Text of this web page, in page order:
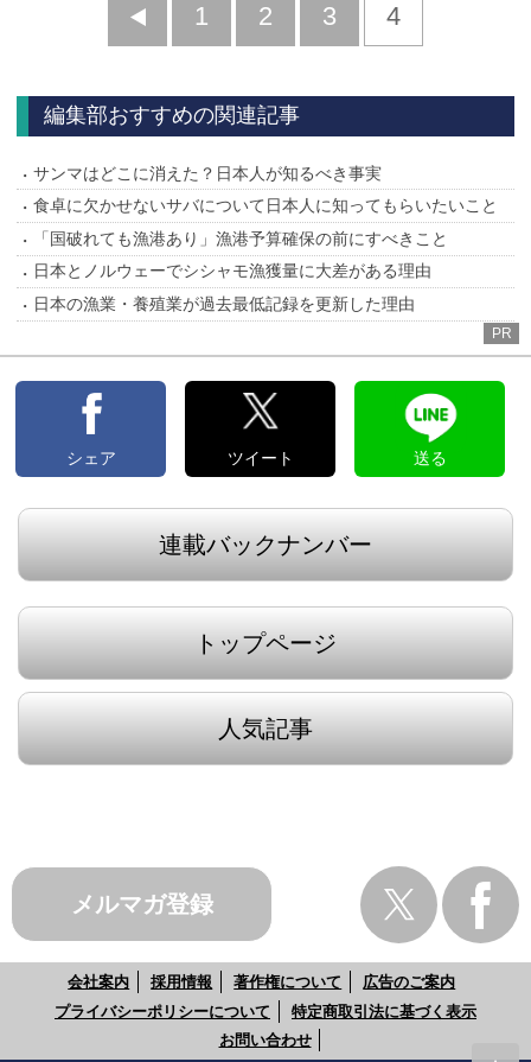
前
1 2 3 4
編集部おすすめの関連記事
サンマはどこに消えた？日本人が知るべき事実
食卓に欠かせないサバについて日本人に知ってもらいたいこと
「国破れても漁港あり」漁港予算確保の前にすべきこと
日本とノルウェーでシシャモ漁獲量に大差がある理由
日本の漁業・養殖業が過去最低記録を更新した理由
PR
シェア ツイート 送る
連載バックナンバー
トップページ
人気記事
メルマガ登録
会社案内 採用情報 著作権について
広告のご案内
プライバシーポリシーについて
特定商取引法に基づく表示
お問い合わせ